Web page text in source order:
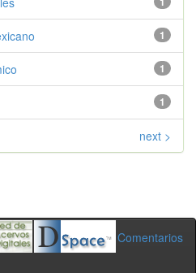
1
1
1
next >
Comentarios